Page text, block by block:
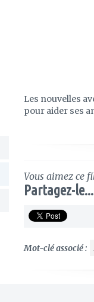
Les nouvelles
pour aider ses
Vous aimez ce
Partagez-le...
Mot-clé associé :